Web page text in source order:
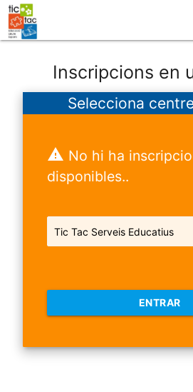
Inscripcions en
Selecciona
warning No hi ha
disponibles..
ENTRAR